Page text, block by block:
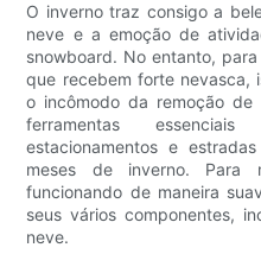
O inverno traz consigo a
neve e a emoção de
snowboard. No entanto,
que recebem forte nevasca,
o incômodo da remoção
ferramentas
estacionamentos e
meses de inverno. Para
funcionando de maneira
seus vários componentes,
neve.